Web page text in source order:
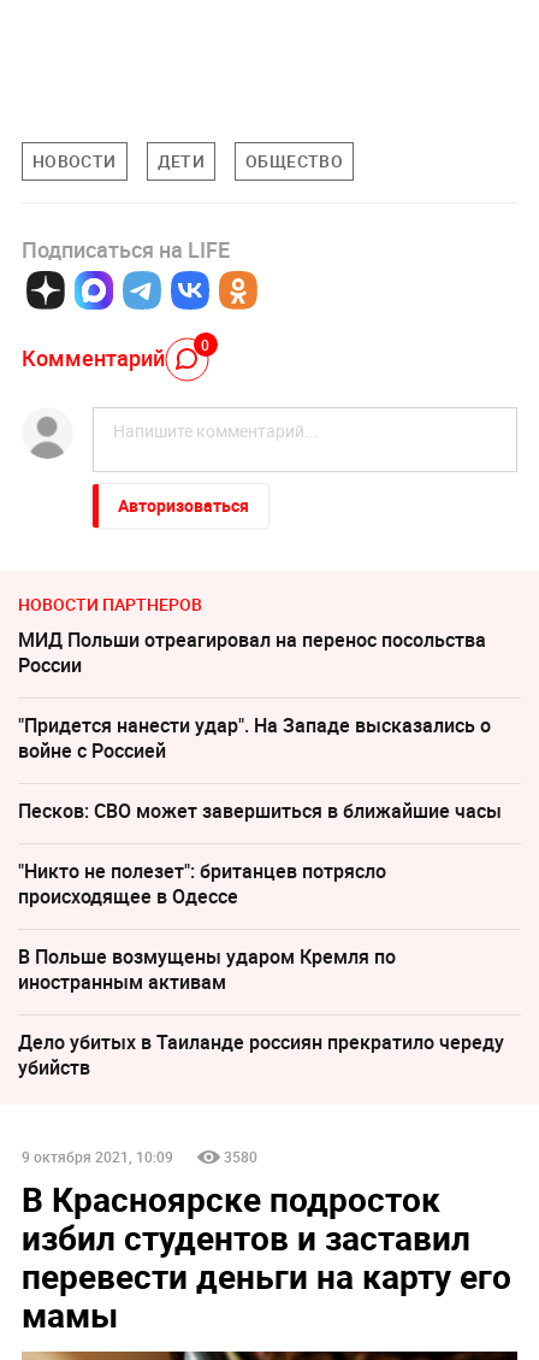
НОВОСТИ ДЕТИ ОБЩЕСТВО
Подписаться на LIFE
Комментарий 0
Авторизоваться
НОВОСТИ ПАРТНЕРОВ
МИД Польши отреагировал на перенос посольства
России
"Придется нанести удар". На Западе высказались о
войне с Россией
Песков: СВО может завершиться в ближайшие часы
"Никто не полезет": британцев потрясло
происходящее в Одессе
В Польше возмущены ударом Кремля по
иностранным активам
Дело убитых в Таиланде россиян прекратило череду
убийств
9 октября 2021, 10:09 3580
В Красноярске подросток
избил студентов и заставил
перевести деньги на карту его
мамы